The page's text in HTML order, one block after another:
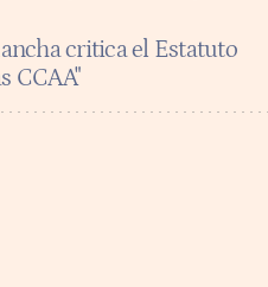
critica el Estatuto
CCAA"